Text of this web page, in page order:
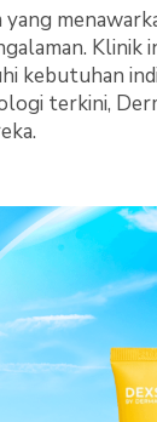
Klinik
kebutuhan
terkini,